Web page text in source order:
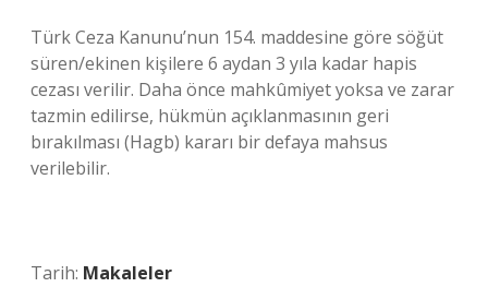
Türk Ceza Kanunu’nun 154. maddesine göre söğüt
süren/ekinen kişilere 6 aydan 3 yıla kadar hapis
cezası verilir. Daha önce mahkûmiyet yoksa ve zarar
tazmin edilirse, hükmün açıklanmasının geri
bırakılması (Hagb) kararı bir defaya mahsus
verilebilir.
Tarih: Makaleler